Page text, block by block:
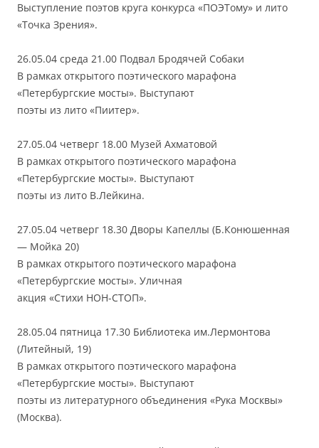
Выступление поэтов круга конкурса «ПОЭТому» и лито
«Точка Зрения».
26.05.04 среда 21.00 Подвал Бродячей Собаки
В рамках открытого поэтического марафона
«Петербургские мосты». Выступают
поэты из лито «Пиитер».
27.05.04 четверг 18.00 Музей Ахматовой
В рамках открытого поэтического марафона
«Петербургские мосты». Выступают
поэты из лито В.Лейкина.
27.05.04 четверг 18.30 Дворы Капеллы (Б.Конюшенная
— Мойка 20)
В рамках открытого поэтического марафона
«Петербургские мосты». Уличная
акция «Стихи НОН-СТОП».
28.05.04 пятница 17.30 Библиотека им.Лермонтова
(Литейный, 19)
В рамках открытого поэтического марафона
«Петербургские мосты». Выступают
поэты из литературного объединения «Рука Москвы»
(Москва).